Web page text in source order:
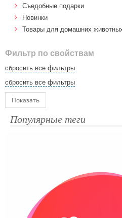
Cъедобные подарки
Новинки
Товары для домашних
Фильтр по свойствам
сбросить все фильтры
сбросить все фильтры
Показать
Популярные теги